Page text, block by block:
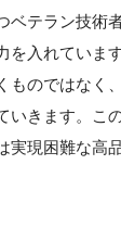
ベテラン技術
を入れていま
ものではなく
いきます。こ
実現困難な高